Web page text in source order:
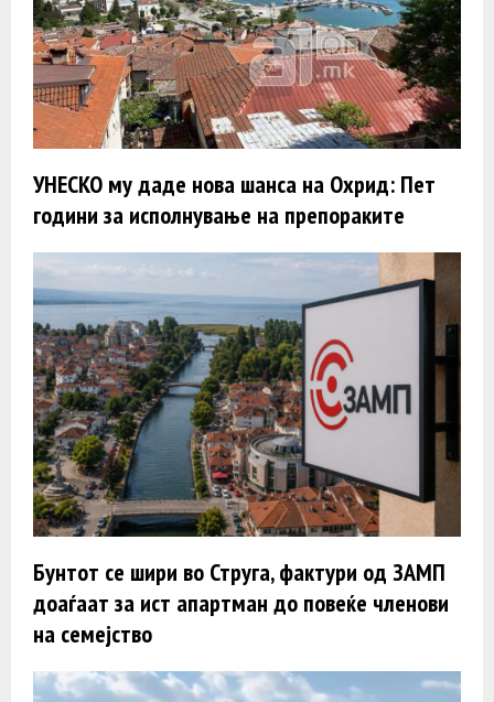
УНЕСКО му даде нова шанса на Охрид: Пет
години за исполнување на препораките
Бунтот се шири во Струга, фактури од ЗАМП
доаѓаат за ист апартман до повеќе членови
на семејство